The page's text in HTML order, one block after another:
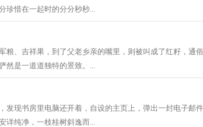
珍惜在一起时的分分秒秒...
粮、吉祥果，到了父老乡亲的嘴里，则被叫成了红籽，通
然是一道道独特的景致。...
发现书房里电脑还开着，自设的主页上，弹出一封电子邮
详纯净，一枝桂树斜逸而...